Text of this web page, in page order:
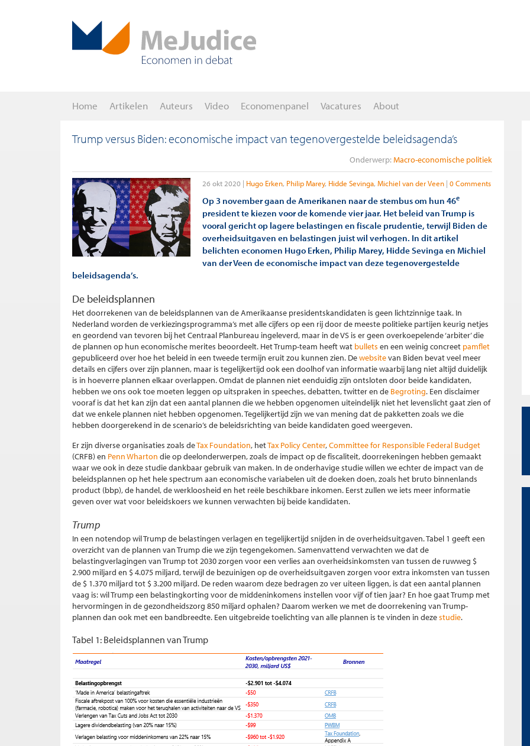
Home Artikelen Auteurs Video Economenpanel Vacatures About
Trump versus Biden: economische impact van tegenovergestelde beleidsagenda’s
Onderwerp: Macro-economische politiek
26 okt 2020 Hugo Erken Philip Marey Hidde Sevinga Michiel van der Veen 0 Comments
Op 3 november gaan de Amerikanen naar de stembus om hun 46e
president te kiezen voor de komende vier jaar. Het beleid van Trump is
vooral gericht op lagere belastingen en fiscale prudentie, terwijl Biden de
overheidsuitgaven en belastingen juist wil verhogen. In dit artikel
belichten economen Hugo Erken, Philip Marey, Hidde Sevinga en Michiel
van der Veen de economische impact van deze tegenovergestelde
beleidsagenda’s.
De beleidsplannen
Het doorrekenen van de beleidsplannen van de Amerikaanse presidentskandidaten is geen lichtzinnige taak. In
Nederland worden de verkiezingsprogramma’s met alle cijfers op een rij door de meeste politieke partijen keurig netjes
en geordend van tevoren bij het Centraal Planbureau ingeleverd, maar in de VS is er geen overkoepelende ‘arbiter’ die
de plannen op hun economische merites beoordeelt. Het Trump-team heeft wat bullets en een weinig concreet pamflet
gepubliceerd over hoe het beleid in een tweede termijn eruit zou kunnen zien. Dewebsitevan Biden bevat veel meer
details en cijfers over zijn plannen, maar is tegelijkertijd ook een doolhof van informatie waarbij lang niet altijd duidelijk
is in hoeverre plannen elkaar overlappen. Omdat de plannen niet eenduidig zijn ontsloten door beide kandidaten,
hebben we ons ook toe moeten leggen op uitspraken in speeches, debatten, twitter en de Begroting. Een disclaimer
vooraf is dat het kan zijn dat een aantal plannen die we hebben opgenomen uiteindelijk niet het levenslicht gaat zien of
dat we enkele plannen niet hebben opgenomen. Tegelijkertijd zijn we van mening dat de pakketten zoals we die
hebben doorgerekend in de scenario’s de beleidsrichting van beide kandidaten goed weergeven.
Er zijn diverse organisaties zoals deTax Foundation, hetTax Policy Center,Committee for Responsible Federal Budget
(CRFB) en Penn Wharton die op deelonderwerpen, zoals de impact op de fiscaliteit, doorrekeningen hebben gemaakt
waar we ook in deze studie dankbaar gebruik van maken. In de onderhavige studie willen we echter de impact van de
beleidsplannen op het hele spectrum aan economische variabelen uit de doeken doen, zoals het bruto binnenlands
product (bbp), de handel, de werkloosheid en het reële beschikbare inkomen. Eerst zullen we iets meer informatie
geven over wat voor beleidskoers we kunnen verwachten bij beide kandidaten.
Trump
In een notendop wil Trump de belastingen verlagen en tegelijkertijd snijden in de overheidsuitgaven. Tabel 1 geeft een
overzicht van de plannen van Trump die we zijn tegengekomen. Samenvattend verwachten we dat de
belastingverlagingen van Trump tot 2030 zorgen voor een verlies aan overheidsinkomsten van tussen de ruwweg $
2.900 miljard en $ 4.075 miljard, terwijl de bezuinigen op de overheidsuitgaven zorgen voor extra inkomsten van tussen
de $ 1.370 miljard tot $ 3.200 miljard. De reden waarom deze bedragen zo ver uiteen liggen, is dat een aantal plannen
vaag is: wil Trump een belastingkorting voor de middeninkomens instellen voor vijf of tien jaar? En hoe gaat Trump met
hervormingen in de gezondheidszorg 850 miljard ophalen? Daarom werken we met de doorrekening van Trump-
plannen dan ook met een bandbreedte. Een uitgebreide toelichting van alle plannen is te vinden in dezestudie.
Tabel 1: Beleidsplannen van Trump